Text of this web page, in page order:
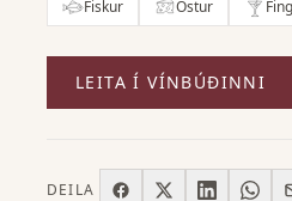
Fiskur
Ostur
LEITA Í VÍNBÚÐINNI
DEILA